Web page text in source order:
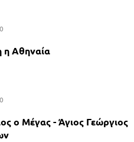
η Αθηναία
ο Μέγας - Άγιος Γεώργιος